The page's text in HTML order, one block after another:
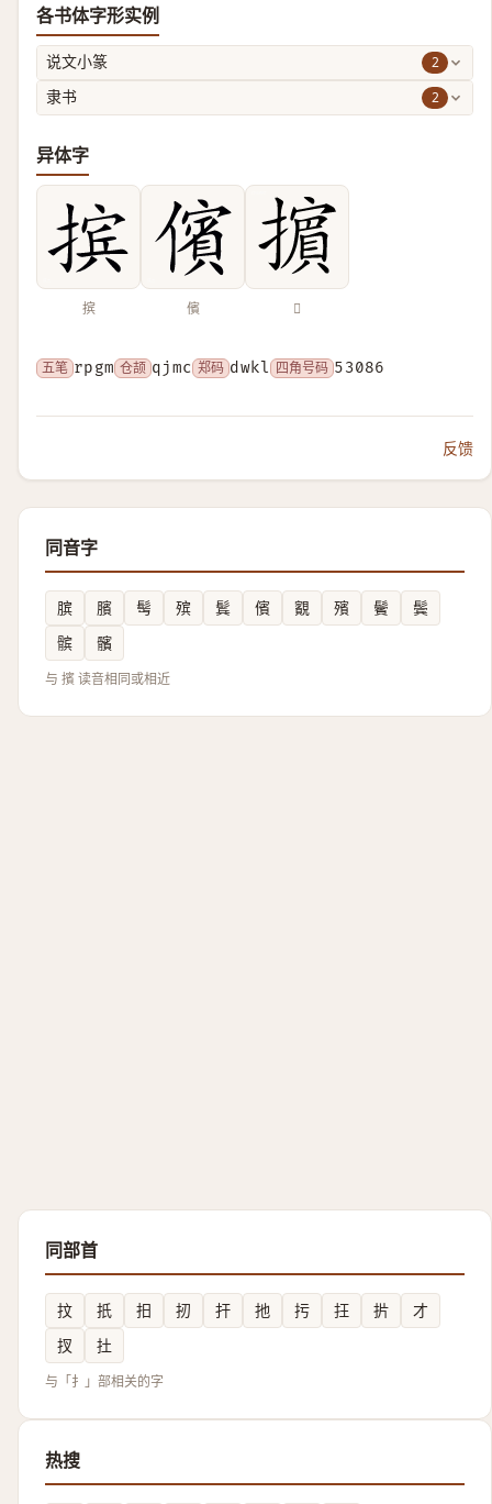
各书体字形实例
说文小篆 2
隶书 2
异体字
摈 儐 𢷤
五笔 rpgm 仓颉 qjmc 郑码 dwkl 四角号码 53086
反馈
同音字
膑 臏 髩 殡 鬂 儐 䚔 殯 鬢
鬓
髌
髕
与 擯 读音相同或相近
同部首
抆 扺 抇 扨 扞 扡 扝 抂 扸
才
扠
扗
与「扌」部相关的字
热搜